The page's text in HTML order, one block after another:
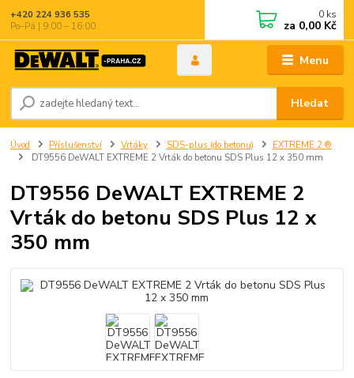
Menu
Hledat
+420 224 936 535
Po–Pá | 9:00 – 16:00
0 ks
za 0,00 Kč
Úvod Příslušenství Vrtáky SDS-plus (do betonu)
EXTREME 2 ®
DT9556 DeWALT EXTREME 2 Vrták do betonu SDS Plus 12 x 350 mm
DT9556 DeWALT EXTREME 2
Vrták do betonu SDS Plus 12 x
350 mm